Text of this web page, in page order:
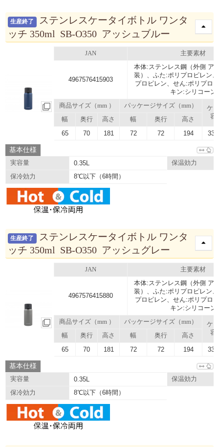
生産終了
ステンレスケータイボトル ワンタ
ッチ 350ml SB-O350 アッシュブルー
JAN 主要素材
4967576415903
本体:ステンレス鋼（外側 ア
装）、ふた:ポリプロピレン
プロピレン、せん:ポリプロ
キン:シリコーン
商品サイズ（mm ） パッケージサイズ（mm）
ケ
容
幅 奥行 高さ 幅 奥行 高さ
65 70 181 72 72 194
基本仕様
実容量 0.35L
保温効力
保冷効力
8℃以下（6時間）
生産終了
ステンレスケータイボトル ワンタ
ッチ 350ml SB-O350 アッシュグレー
JAN 主要素材
4967576415880
本体:ステンレス鋼（外側 ア
装）、ふた:ポリプロピレン
プロピレン、せん:ポリプロ
キン:シリコーン
商品サイズ（mm ） パッケージサイズ（mm）
ケ
容
幅 奥行 高さ 幅 奥行 高さ
65 70 181 72 72 194
基本仕様
実容量 0.35L
保温効力
保冷効力
8℃以下（6時間）